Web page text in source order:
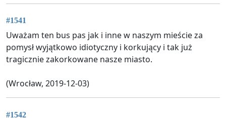
#1541
Uważam ten bus pas jak i inne w naszym mieście za
pomysł wyjątkowo idiotyczny i korkujący i tak już
tragicznie zakorkowane nasze miasto.
(Wrocław, 2019-12-03)
#1542